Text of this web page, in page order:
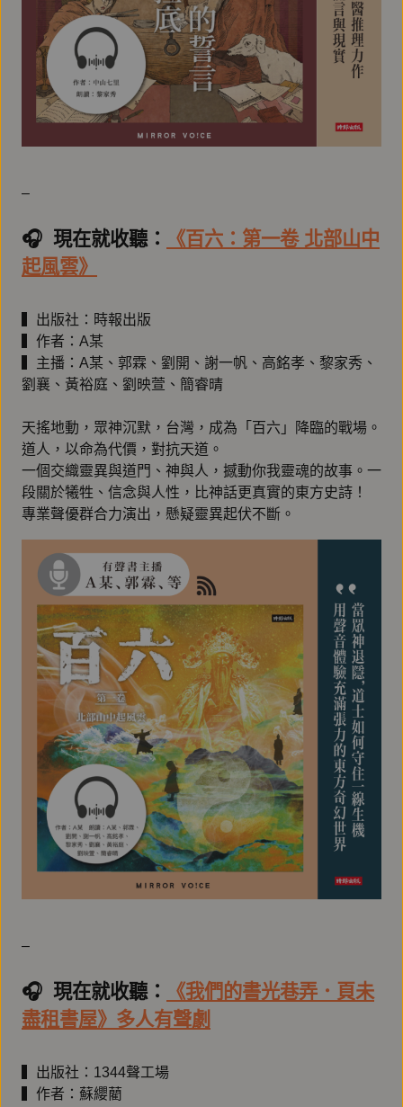
–
🎧️ 現在就收聽：
《百六：第一卷 北部山中
起風雲》
▍出版社：時報出版
▍作者：A某
▍主播：A某、郭霖、劉開、謝一帆、高銘孝、黎家秀、
劉襄、黃裕庭、劉映萱、簡睿晴
天搖地動，眾神沉默，台灣，成為「百六」降臨的戰場。
道人，以命為代價，對抗天道。
一個交織靈異與道門、神與人，撼動你我靈魂的故事。一
段關於犧牲、信念與人性，比神話更真實的東方史詩！
專業聲優群合力演出，懸疑靈異起伏不斷。
–
🎧️ 現在就收聽：
《我們的書光巷弄．頁未
盡租書屋》多人有聲劇
▍出版社：1344聲工場
▍作者：蘇纓藺